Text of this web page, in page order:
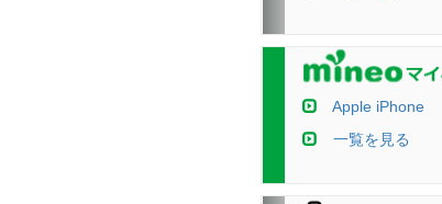
Apple iPhone
一覧を見る